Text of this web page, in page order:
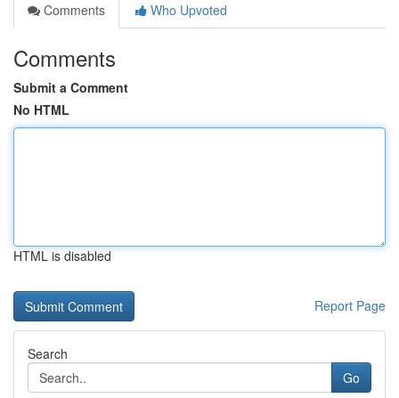
Comments
Who Upvoted
Comments
Submit a Comment
No HTML
HTML is disabled
Report Page
Search
Go